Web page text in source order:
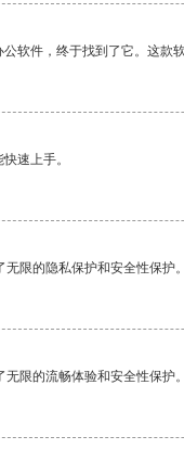
软件，终于找到了它。这
速上手。
无限的隐私保护和安全性保护
无限的流畅体验和安全性保护